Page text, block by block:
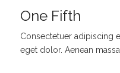
One Fifth
Consectetuer adipiscing
eget dolor. Aenean massa.